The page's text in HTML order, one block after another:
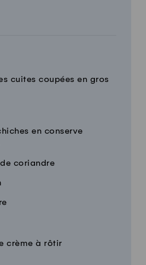
cuites coupées en gros
en conserve
coriandre
crème à rôtir